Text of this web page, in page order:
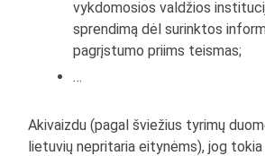
vykdomosios valdžios
sprendimą dėl surinktos
pagrįstumo priims teismas;
…
Akivaizdu (pagal šviežius tyrimų
lietuvių nepritaria eitynėms), jog